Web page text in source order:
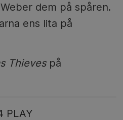
dem på spåren.
ens lita på
Thievespå
PLAY